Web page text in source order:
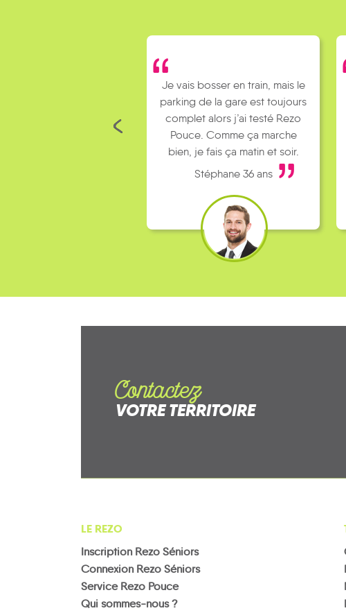
complet alors j’ai testé Rezo
Pouce. Comme ça marche
Je covoiture avec des
collègues pour aller au boulot.
Le rendez-vous est à 5
kilomètres de chez moi alors
fais du stop.
Mickael 36 ans
Contactez
VOTRE TERRITOIRE
LE REZO
Inscription Rezo Séniors
Connexion Rezo Séniors
Service Rezo Pouce
Qui sommes-nous ?